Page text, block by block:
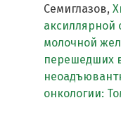
Семиглазов,
аксиллярной
молочной
перешедших
онкологии: